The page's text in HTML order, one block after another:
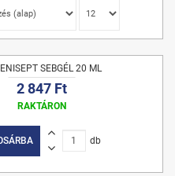
SEBGÉL 20 ML
2 847 Ft
RAKTÁRON
db